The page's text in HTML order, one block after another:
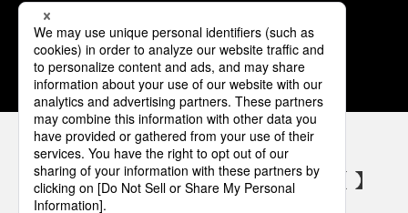
3 4 5 6 7
パナソニックの電気設備 SNSアカウント